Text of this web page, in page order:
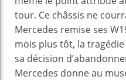
tour. Ce châssis ne
Mercedes remise ses
mois plus tôt, la
sa décision
Mercedes donne au